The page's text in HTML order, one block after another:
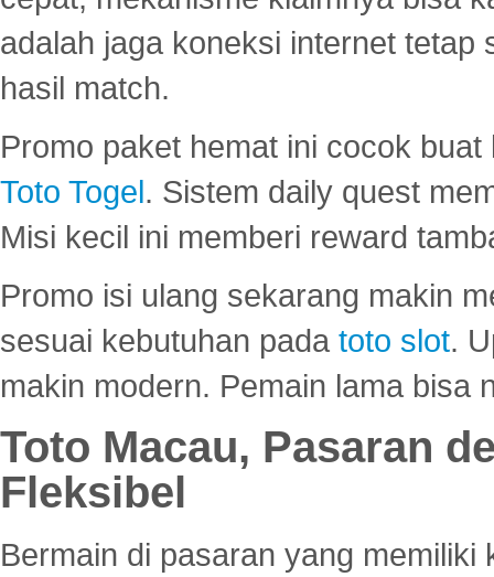
adalah jaga koneksi internet tetap
hasil match.
Promo paket hemat ini cocok
Toto Togel. Sistem daily quest
Misi kecil ini memberi reward
Promo isi ulang sekarang makin
sesuai kebutuhan pada toto slot.
makin modern. Pemain lama bisa
Toto Macau, Pasaran
Fleksibel
Bermain di pasaran yang